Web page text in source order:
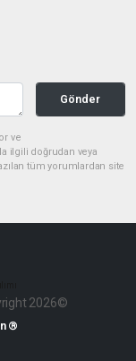
Gönder
ve
ilgili doğrudan veya
tüm yorumlardan site
2026©
®